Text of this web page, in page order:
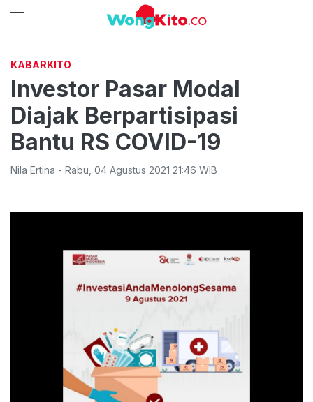
KABARKITO
Investor Pasar Modal
Diajak Berpartisipasi
Bantu RS COVID-19
Nila Ertina - Rabu 04 Agustus 2021 21:46 WIB